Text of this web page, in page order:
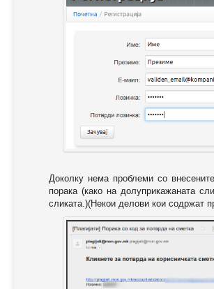
Доколку нема проблеми со
порака (како на долуприкажаната
сликата.)(Некои делови кои содржат